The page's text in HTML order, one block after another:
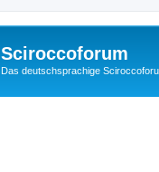
Sciroccoforum
Das deutschsprachige